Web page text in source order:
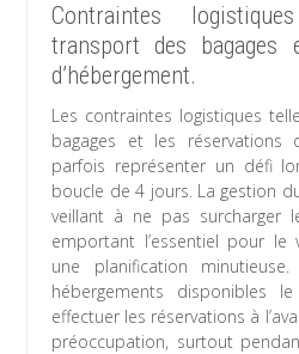
Contraintes
transport des bagages
d’hébergement.
Les contraintes logistiques
bagages et les réservations
parfois représenter un défi
boucle de 4 jours. La gestion
veillant à ne pas surcharger
emportant l’essentiel pour le
une planification
hébergements disponibles
effectuer les réservations à
préoccupation, surtout